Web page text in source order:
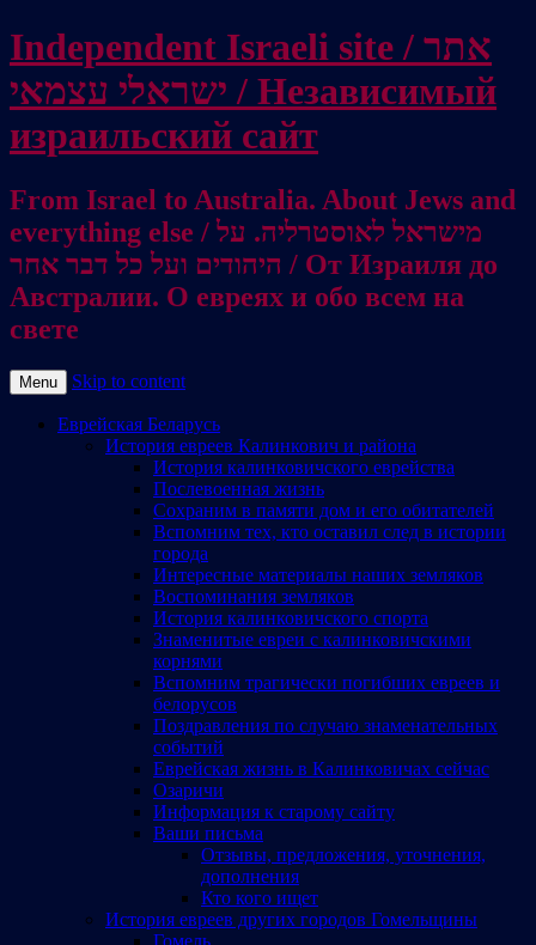
Independent Israeli site / אתר
ישראלי עצמאי / Независимый
израильский сайт
From Israel to Australia. About Jews and
everything else / מישראל לאוסטרליה. על
היהודים ועל כל דבר אחר / От Израиля до
Австралии. О евреях и обо всем на
свете
Menu Skip to content
Еврейская Беларусь
История евреев Калинкович и района
История калинковичского еврейства
Послевоенная жизнь
Сохраним в памяти дом и его обитателей
Вспомним тех, кто оставил след в истории
города
Интересные материалы наших земляков
Воспоминания земляков
История калинковичского спорта
Знаменитые евреи с калинковичскими
корнями
Вспомним трагически погибших евреев и
белорусов
Поздравления по случаю знаменательных
событий
Еврейская жизнь в Калинковичах сейчас
Озаричи
Информация к старому сайту
Ваши письма
Отзывы, предложения, уточнения,
дополнения
Кто кого ищет
История евреев других городов Гомельщины
Гомель